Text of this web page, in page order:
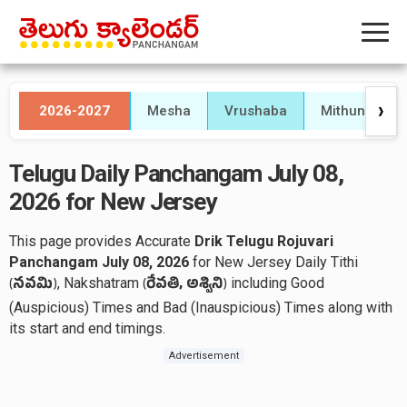
2026-2027 Mesha Vrushaba Mithuna ❯
Telugu Daily Panchangam July 08,
2026 for New Jersey
This page provides Accurate Drik Telugu Rojuvari
Panchangam July 08, 2026 for New Jersey Daily Tithi
(నవమి), Nakshatram (రేవతి, అశ్విని) including Good
(Auspicious) Times and Bad (Inauspicious) Times along with
its start and end timings.
Advertisement